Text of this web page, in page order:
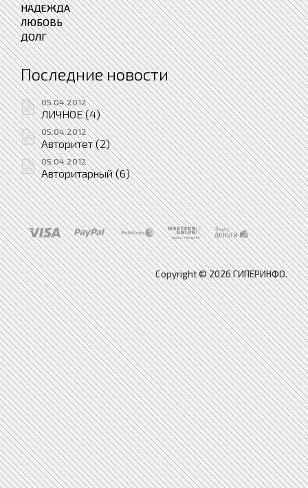
НАДЕЖДА
ЛЮБОВЬ
ДОЛГ
Последние новости
05.04.2012
ЛИЧНОЕ (4)
05.04.2012
Авторитет (2)
05.04.2012
Авторитарный (6)
Copyright © 2026 ГИПЕРИНФО.